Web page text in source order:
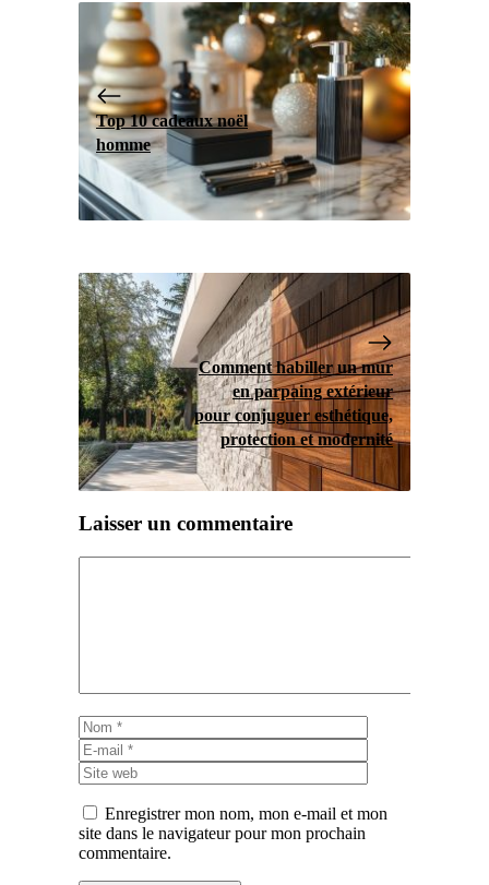
Top 10 cadeaux noël
homme
Comment habiller un mur
en parpaing extérieur
pour conjuguer esthétique,
protection et modernité
Laisser un commentaire
Nom
mail
web
Enregistrer mon nom, mon e-mail et mon
site dans le navigateur pour mon prochain
commentaire.